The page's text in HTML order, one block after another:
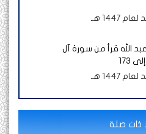
1447 هـ
الله قرأ من سورة آل
1447 هـ
ذات صلة